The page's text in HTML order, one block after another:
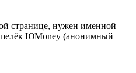
странице, нужен именной
ЮMoney (анонимный